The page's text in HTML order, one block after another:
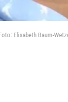
Elisabeth Baum-